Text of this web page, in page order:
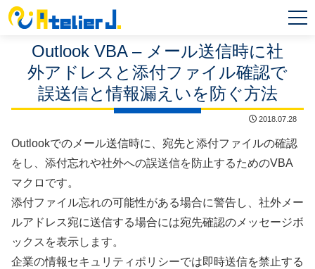
Outlook VBA – メール送信時に社
外アドレスと添付ファイル確認で
誤送信と情報漏えいを防ぐ方法
2018.07.28
Outlookでのメール送信時に、宛先と添付ファイルの確認
をし、添付忘れや社外への誤送信を防止するためのVBA
マクロです。
添付ファイル忘れの可能性がある場合に警告し、社外メー
ルアドレス宛に送信する場合には宛先確認のメッセージボ
ックスを表示します。
企業の情報セキュリティポリシーでは即時送信を禁止する